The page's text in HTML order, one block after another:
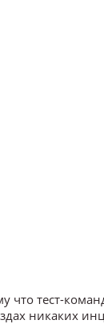
что тест-
никаких